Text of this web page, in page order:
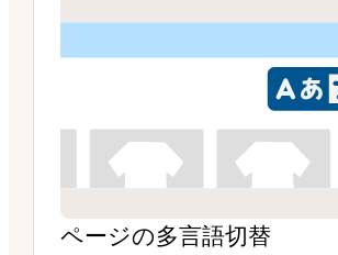
ページの多言語切替